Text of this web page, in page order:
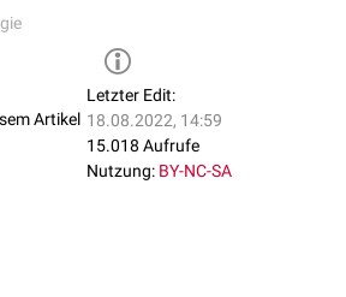
Artikel
Letzter Edit:
18.08.2022, 14:59
15.018 Aufrufe
Nutzung: BY-NC-SA